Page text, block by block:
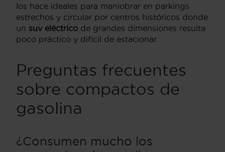
los hace ideales para maniobrar en parkings
estrechos y circular por centros históricos donde
un suv eléctrico de grandes dimensiones resulta
poco práctico y difícil de estacionar.
Preguntas frecuentes
sobre compactos de
gasolina
¿Consumen mucho los